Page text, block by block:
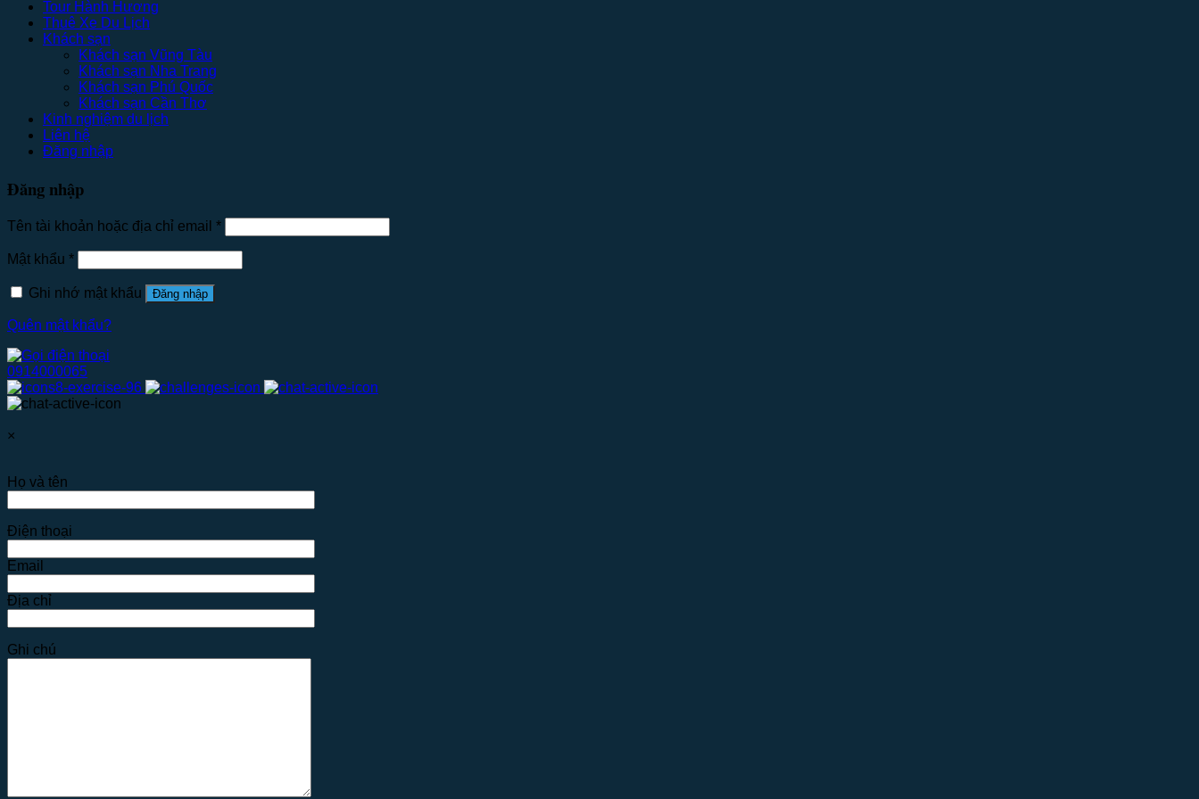
Tour Hành Hương
Thuê Xe Du Lịch
Khách sạn
Khách sạn Vũng Tàu
Khách sạn Nha Trang
Khách sạn Phú Quốc
Khách sạn Cần Thơ
Kinh nghiệm du lịch
Liên hệ
Đăng nhập
Đăng nhập
Tên tài khoản hoặc địa chỉ email *
Mật khẩu *
Ghi nhớ mật khẩu Đăng nhập
Quên mật khẩu?
0914000065
×
Họ và tên
Điện thoại
Email
Địa chỉ
Ghi chú